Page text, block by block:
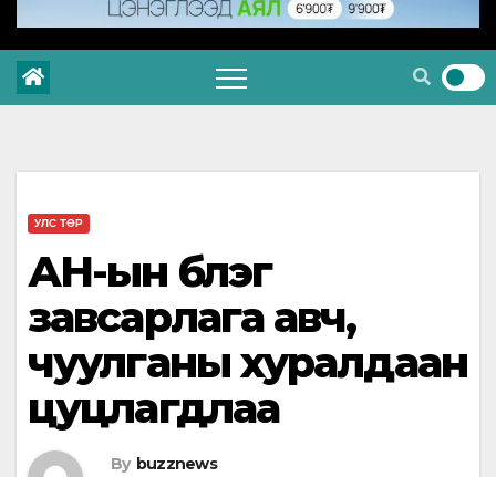
УЛС ТӨР
АН-ын бүлэг
завсарлага авч,
чуулганы хуралдаан
цуцлагдлаа
By buzznews